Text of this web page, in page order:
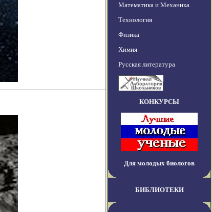
Математика и Механика
Технология
Физика
Химия
Русская литература
КОНКУРСЫ
Для молодых биологов
БИБЛИОТЕКИ